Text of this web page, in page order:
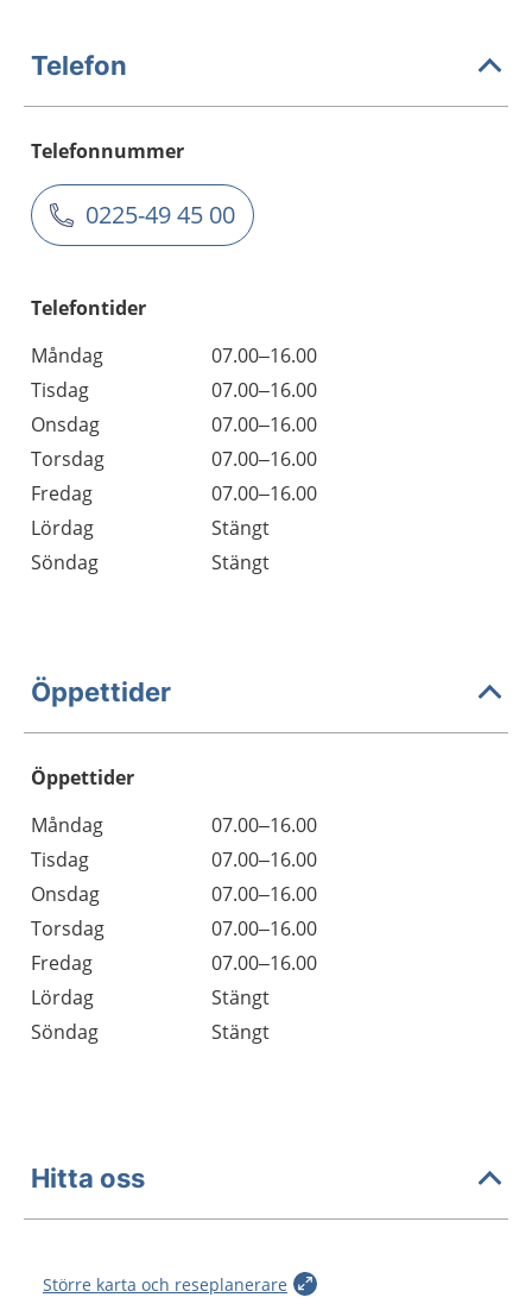
Telefon
Telefonnummer
0225-49 45 00
Telefontider
Måndag
07.00–16.00
Tisdag
07.00–16.00
Onsdag
07.00–16.00
Torsdag
07.00–16.00
Fredag
07.00–16.00
Lördag
Stängt
Söndag
Stängt
Öppettider
Öppettider
Dag
Öppettider
Kommentarer
Måndag
07.00–16.00
Tisdag
07.00–16.00
Onsdag
07.00–16.00
Torsdag
07.00–16.00
Fredag
07.00–16.00
Lördag
Stängt
Söndag
Stängt
Hitta oss
Större karta och reseplanerare